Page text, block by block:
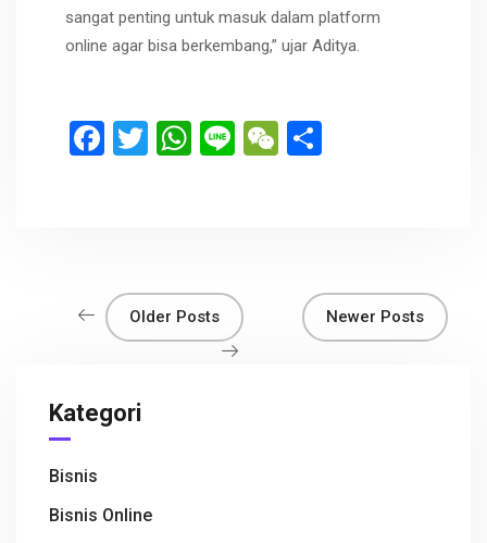
sangat penting untuk masuk dalam platform
online agar bisa berkembang,” ujar Aditya.
F
o
k
T
W
p
p
Li
W
Older Posts Newer Posts
Kategori
Bisnis
Bisnis Online